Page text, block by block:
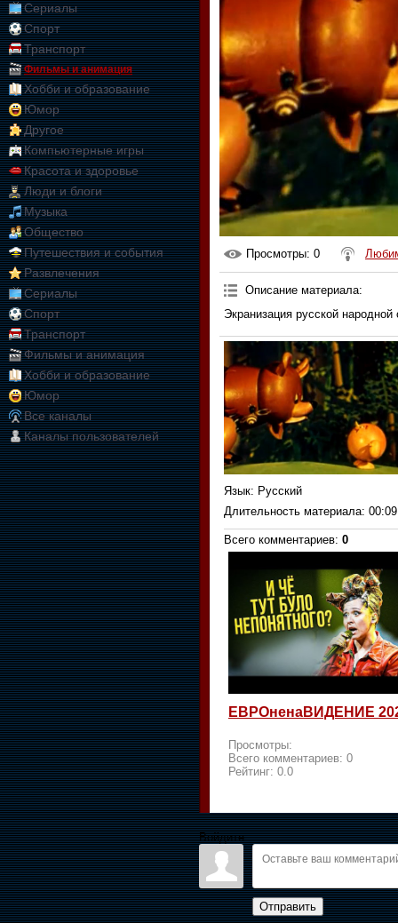
Сериалы
Спорт
Транспорт
Фильмы и анимация
Хобби и образование
Юмор
Другое
Компьютерные игры
Красота и здоровье
Люди и блоги
Музыка
Общество
Путешествия и события
Развлечения
Сериалы
Спорт
Транспорт
Фильмы и анимация
Хобби и образование
Юмор
Все каналы
Каналы пользователей
Просмотры: 0
Описание материала:
Экранизация русской
Язык: Русский
Длительность материала:
Всего комментариев: 0
ЕВРОненаВИДЕНИЕ
Просмотры:
Всего комментариев: 0
Рейтинг: 0.0
Войдите:
Отправить